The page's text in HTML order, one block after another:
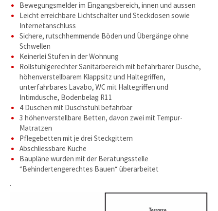
Bewegungsmelder im Eingangsbereich, innen und aussen
Leicht erreichbare Lichtschalter und Steckdosen sowie
Internetanschluss
Sichere, rutschhemmende Böden und Übergänge ohne
Schwellen
Keinerlei Stufen in der Wohnung
Rollstuhlgerechter Sanitärbereich mit befahrbarer Dusche,
höhenverstellbarem Klappsitz und Haltegriffen,
unterfahrbares Lavabo, WC mit Haltegriffen und
Intimdusche, Bodenbelag R11
4 Duschen mit Duschstuhl befahrbar
3 höhenverstellbare Betten, davon zwei mit Tempur-
Matratzen
Pflegebetten mit je drei Steckgittern
Abschliessbare Küche
Baupläne wurden mit der Beratungsstelle
“Behindertengerechtes Bauen“ überarbeitet
.